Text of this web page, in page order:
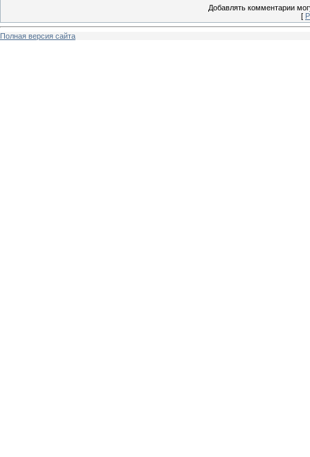
Добавлять комментарии
[
Полная версия сайта